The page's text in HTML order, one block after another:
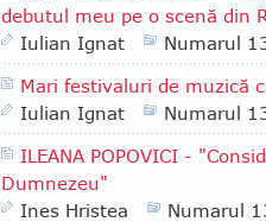
debutul meu pe o scenă din
Iulian Ignat
Numarul
Mari festivaluri de muzică
Iulian Ignat
Numarul
ILEANA POPOVICI -
Dumnezeu"
Ines Hristea
Numarul